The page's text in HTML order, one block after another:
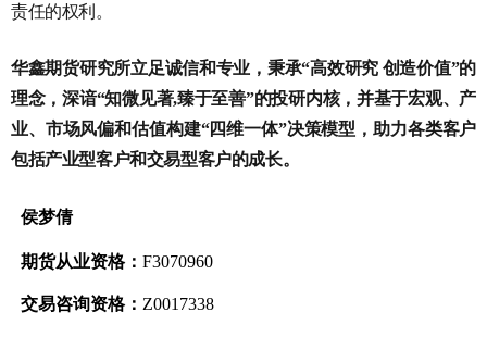
责任的权利。
华鑫期货研究所立足诚信和专业，秉承“高效研究 创造价值”的
理念，深谙“知微见著,臻于至善”的投研内核，并基于宏观、产
业、市场风偏和估值构建“四维一体”决策模型，助力各类客户
包括产业型客户和交易型客户的成长。
侯梦倩
期货从业资格：F3070960
交易咨询资格： Z0017338